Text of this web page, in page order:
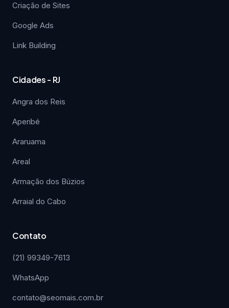
Criação de Sites
Google Ads
Link Building
Cidades - RJ
Angra dos Reis
Aperibé
Araruama
Areal
Armação dos Búzios
Arraial do Cabo
Contato
(21) 99349-7613
WhatsApp
contato@seomais.com.br